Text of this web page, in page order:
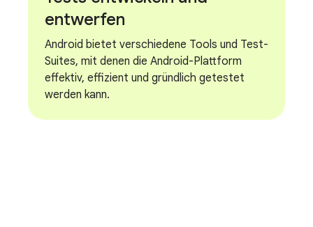
entwerfen
Android bietet verschiedene Tools und Test-
Suites, mit denen die Android-Plattform
effektiv, effizient und gründlich getestet
werden kann.